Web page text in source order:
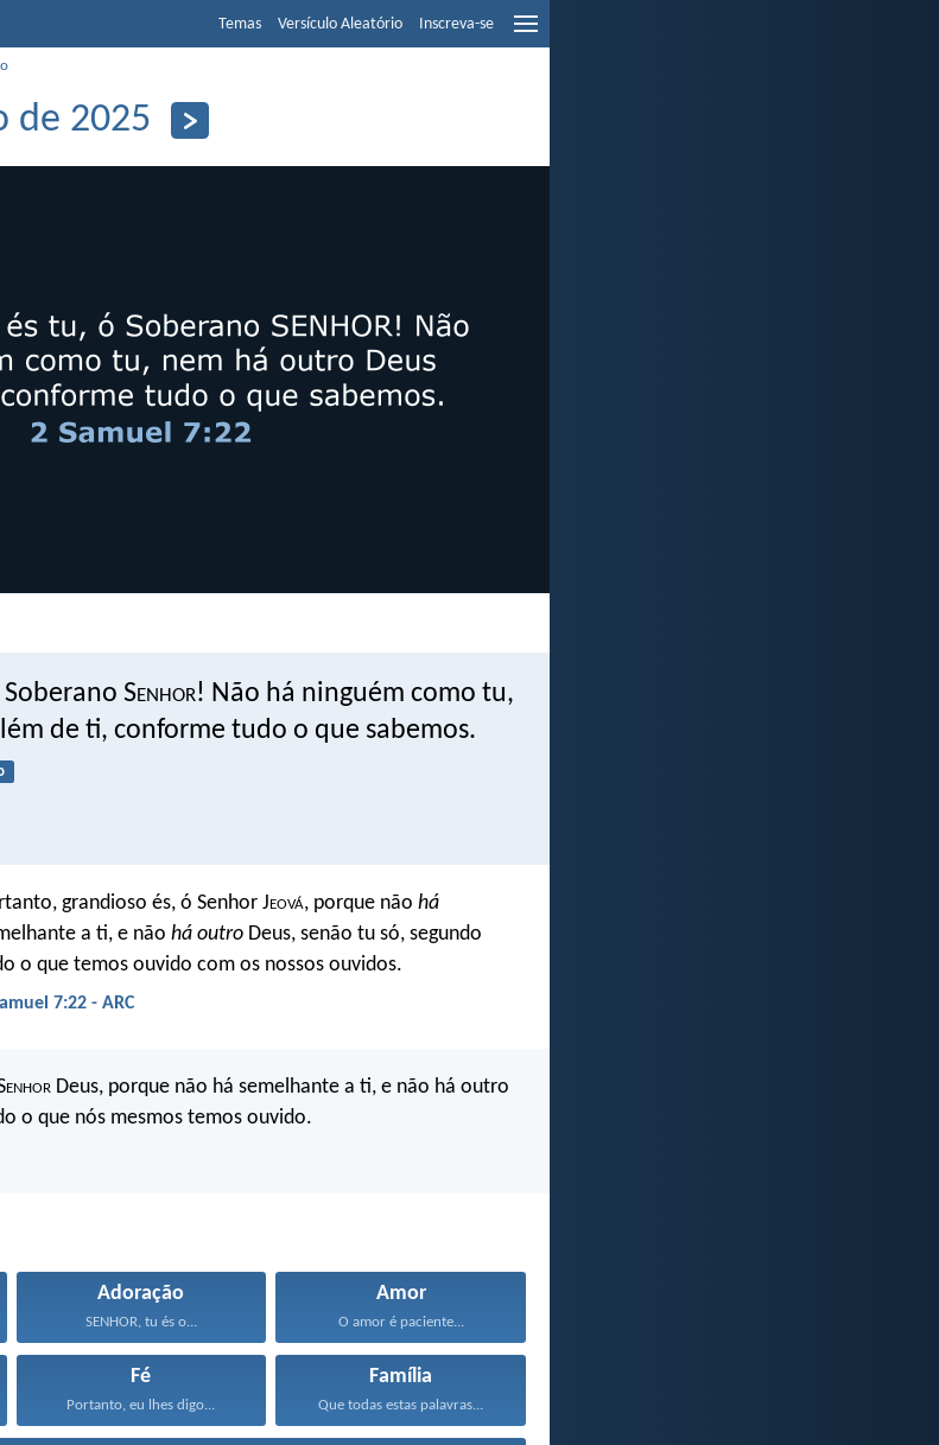
Temas Versículo Aleatório Inscreva-se
de 2025
Senhor! Não há ninguém como tu,
de ti, conforme tudo o que sabemos.
grandioso és, ó Senhor Jeová, porque não há
a ti, e não há outro Deus, senão tu só, segundo
o que temos ouvido com os nossos ouvidos.
7:22 - ARC
enhor Deus, porque não há semelhante a ti, e não há outro
o que nós mesmos temos ouvido.
Adoração
SENHOR, tu és o...
Amor
O amor é paciente...
Fé
Portanto, eu lhes digo...
Família
Que todas estas palavras...